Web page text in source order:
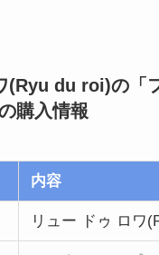
(Ryu du roi)の「
購入情報
内容
リュー ドゥ ロワ